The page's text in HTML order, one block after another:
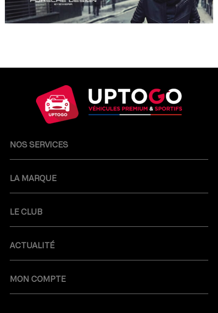
NOS SERVICES
LA MARQUE
LE CLUB
ACTUALITÉ
MON COMPTE